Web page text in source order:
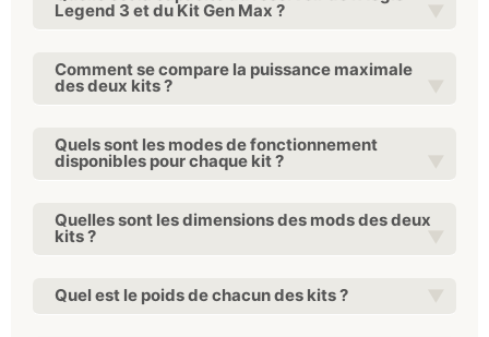
Legend 3 et du Kit Gen Max ?
Comment se compare la puissance maximale
des deux kits ?
Quels sont les modes de fonctionnement
disponibles pour chaque kit ?
Quelles sont les dimensions des mods des deux
kits ?
Quel est le poids de chacun des kits ?